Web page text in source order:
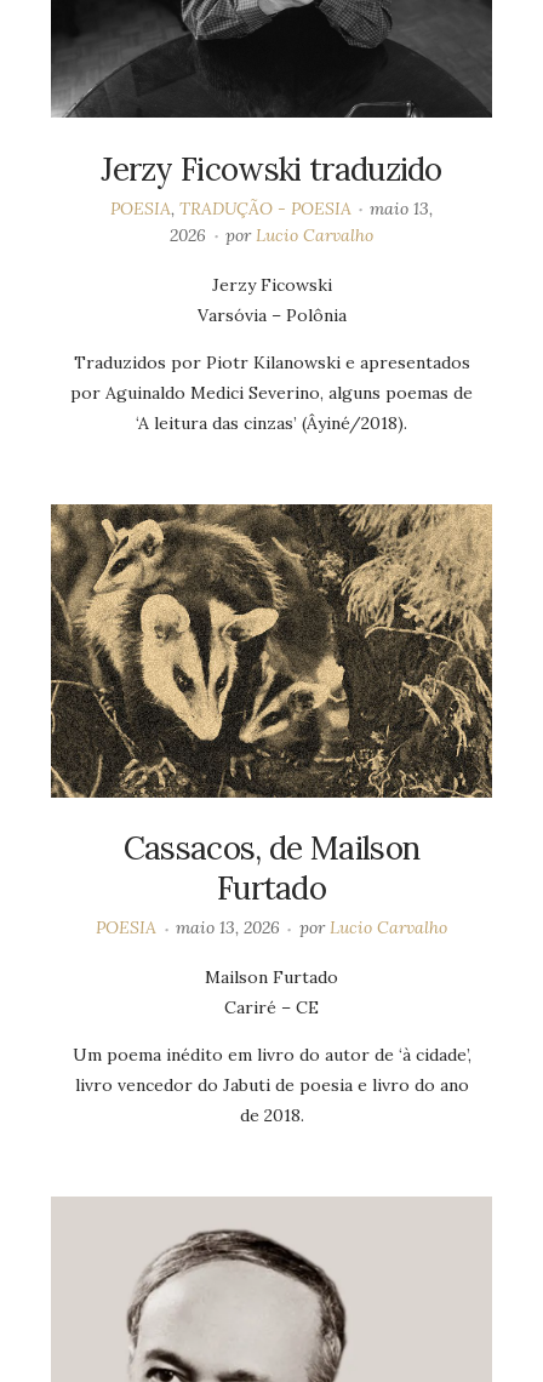
Jerzy Ficowski traduzido
POESIA, TRADUÇÃO - POESIA
maio 13,
2026
porLucio Carvalho
Jerzy Ficowski
Varsóvia – Polônia
Traduzidos por Piotr Kilanowski e apresentados
por Aguinaldo Medici Severino, alguns poemas de
‘A leitura das cinzas’ (Âyiné/2018).
Cassacos, de Mailson
Furtado
POESIA maio 13, 2026 porLucio Carvalho
Mailson Furtado
Cariré – CE
Um poema inédito em livro do autor de ‘à cidade’,
livro vencedor do Jabuti de poesia e livro do ano
de 2018.